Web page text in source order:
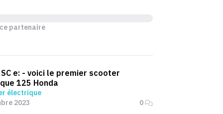
partenaire
SC e: - voici le premier scooter
125 Honda
électrique
2023
0